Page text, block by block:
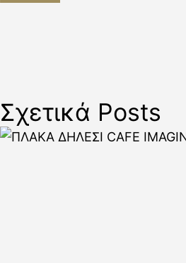
Σχετικά Posts